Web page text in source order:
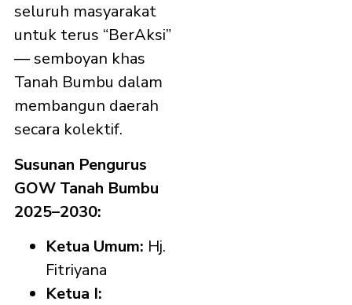
seluruh masyarakat
untuk terus “BerAksi”
— semboyan khas
Tanah Bumbu dalam
membangun daerah
secara kolektif.
Susunan Pengurus
GOW Tanah Bumbu
2025–2030:
Ketua Umum: Hj.
Fitriyana
Ketua I: